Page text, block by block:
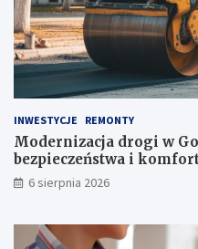
INWESTYCJE REMONTY
Modernizacja drogi w
bezpieczeństwa i
6 sierpnia 2026